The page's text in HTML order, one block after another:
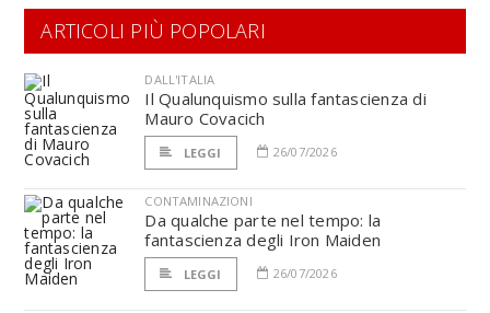
ARTICOLI PIÙ POPOLARI
DALL'ITALIA
Il Qualunquismo sulla fantascienza di
Mauro Covacich
LEGGI 26/07/2026
CONTAMINAZIONI
Da qualche parte nel tempo: la
fantascienza degli Iron Maiden
LEGGI 26/07/2026